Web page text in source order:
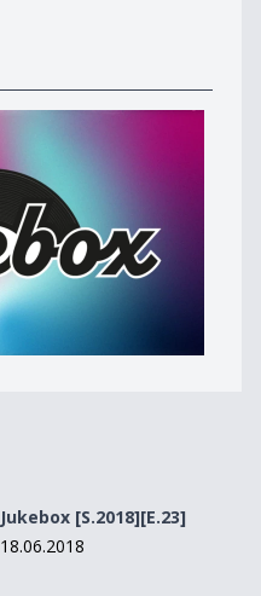
Jukebox [S.2018][E.23]
18.06.2018